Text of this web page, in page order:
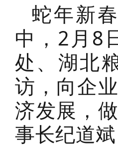
蛇年新
中，2月8
处、湖北
访，向企
济发展，
事长纪道